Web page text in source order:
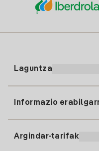
Laguntza
Informazio
Argindar-tarifak